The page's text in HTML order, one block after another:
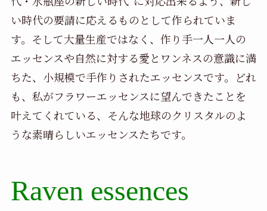
い時代の要請に応えるものとして作られていま
す。そして大量生産ではなく、作り手一人一人の
エッセンスや自然に対する愛とワンネスの意識に満
ちた、小規模で手作りされたエッセンスです。どれ
も、私がフラワーエッセンスに望んできたことを
叶えてくれている、そんな地球のクリスタルのよ
うな素晴らしいエッセンスたちです。
Raven essences